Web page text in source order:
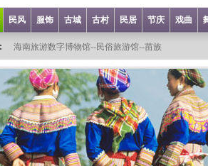
民风 服饰 古城 古村 民居 节庆 戏曲
海南旅游数字博物馆--民俗旅游馆--苗族